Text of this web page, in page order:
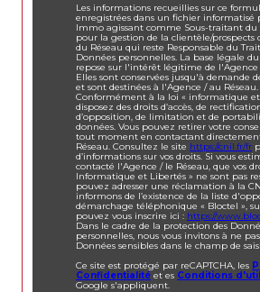
Les informations recueillies sur ce
enregistrées dans un fichier informatisé
Immo agissant comme Sous-traitant
pour la gestion de la clientèle/prospects
du Réseau qui reste Responsable du
Données personnelles. La base légale
repose sur l'intérêt légitime de l'Agence
Elles sont conservées jusqu'à demande
et sont destinées à l'Agence / au Réseau.
Conformément à la loi « informatique et
disposez des droits d’accès, de
d’opposition, de limitation et de
données. Vous pouvez retirer votre
tout moment en contactant directement
Réseau. Consultez le site https://cnil.fr/fr
d’informations sur vos droits. Si vous
contacté l'Agence / le Réseau, que vos
Informatique et Libertés » ne sont pas
pouvez adresser une réclamation à la
informons de l’existence de la liste
démarchage téléphonique « Bloctel »,
pouvez vous inscrire ici : https://
Dans le cadre de la protection des
personnelles, nous vous invitons à ne
Données sensibles dans le champ de
Ce site est protégé par reCAPTCHA, les
Confidentialité et es Conditions
Google s'appliquent.